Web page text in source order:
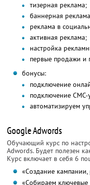
тизерная реклама;
баннерная
реклама в
активная реклама;
настройка
первые продажи и
бонусы:
подключение
подключение СМС-
автоматизируем
Google Adwords
Обучающий курс по
Adwords. Будет полезен
Курс включает в себя 6
«Создание
«Собираем ключевые